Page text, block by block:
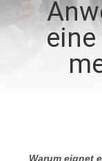
TRETEN
Warum eignet